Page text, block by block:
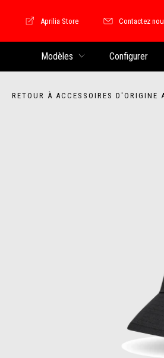
Store Motoguzzi
Aprilia Store Contactez
Modèles Configurer
RETOUR À ACCESSOIRES D'ORIGINE